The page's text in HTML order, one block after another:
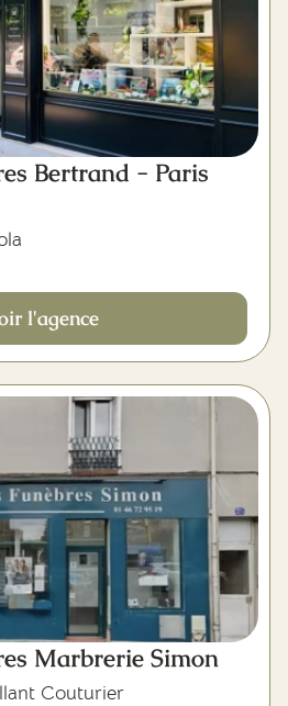
Bertrand - Paris
l'agence
Marbrerie Simon
Couturier